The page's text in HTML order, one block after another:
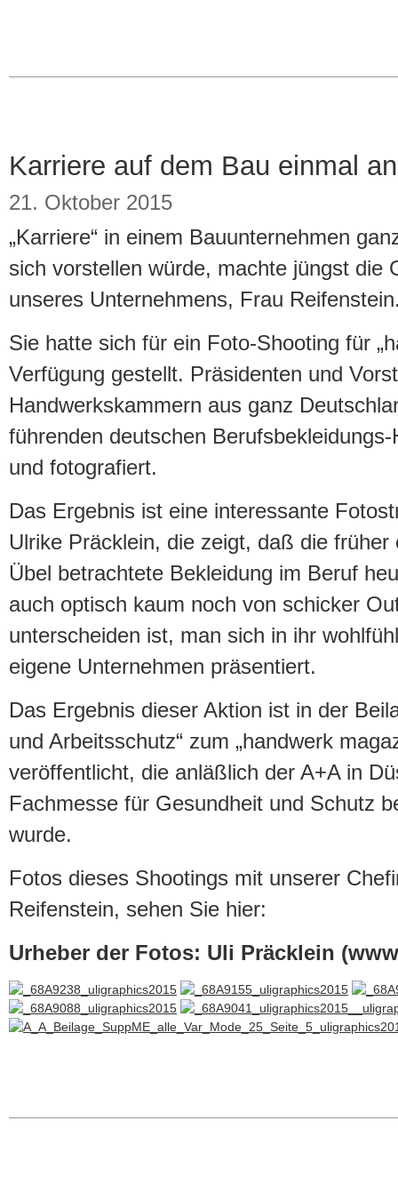
Karriere auf dem Bau einmal
21. Oktober 2015
„Karriere“ in einem Bauunternehmen
sich vorstellen würde, machte jüngst die
unseres Unternehmens, Frau
Sie hatte sich für ein Foto-Shooting für
Verfügung gestellt. Präsidenten und
Handwerkskammern aus ganz
führenden deutschen
und fotografiert.
Das Ergebnis ist eine interessante
Ulrike Präcklein, die zeigt, daß die früher
Übel betrachtete Bekleidung im Beruf
auch optisch kaum noch von schicker
unterscheiden ist, man sich in ihr
eigene Unternehmen präsentiert.
Das Ergebnis dieser Aktion ist in der
und Arbeitsschutz“ zum „handwerk
veröffentlicht, die anläßlich der A+A in
Fachmesse für Gesundheit und Schutz
wurde.
Fotos dieses Shootings mit unserer
Reifenstein, sehen Sie hier:
Urheber der Fotos: Uli Präcklein